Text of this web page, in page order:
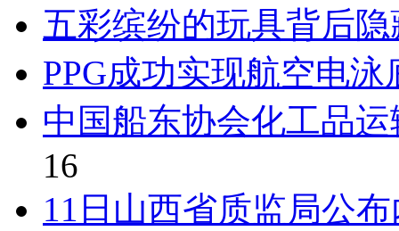
五彩缤纷的玩具背后隐
PPG成功实现航空电
中国船东协会化工品
16
11日山西省质监局公